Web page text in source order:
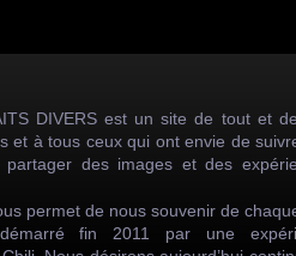
DIVERS est un site de tout et
et à tous ceux qui ont envie de
partager des images et des
permet de nous souvenir de
fin 2011 par une